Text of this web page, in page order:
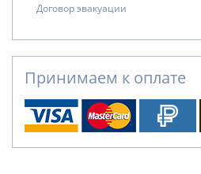
Договор эвакуации
Принимаем к оплате